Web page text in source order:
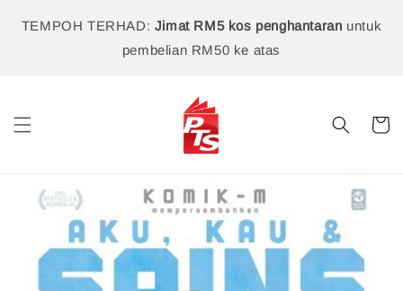
TEMPOH TERHAD: Jimat RM5 kos penghantaran untuk
pembelian RM50 ke atas